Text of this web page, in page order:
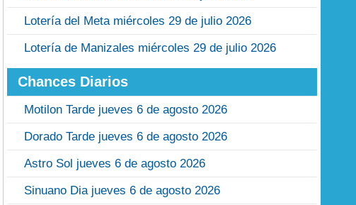
Lotería del Meta miércoles 29 de julio 2026
Lotería de Manizales miércoles 29 de julio 2026
Chances Diarios
Motilon Tarde jueves 6 de agosto 2026
Dorado Tarde jueves 6 de agosto 2026
Astro Sol jueves 6 de agosto 2026
Sinuano Dia jueves 6 de agosto 2026